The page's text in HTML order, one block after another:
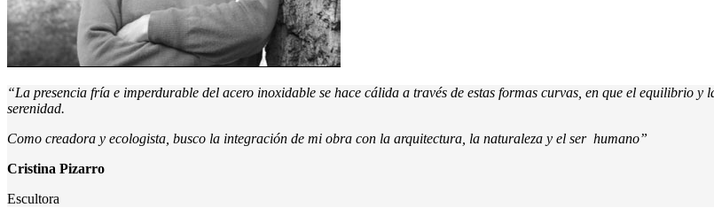
“La presencia fría e imperdurable del acero inoxidable se hace cálida a través de estas formas curvas, en que el equilibrio
serenidad.
Como creadora y ecologista, busco la integración de mi obra con la arquitectura, la naturaleza y el ser humano”
Cristina Pizarro
Escultora